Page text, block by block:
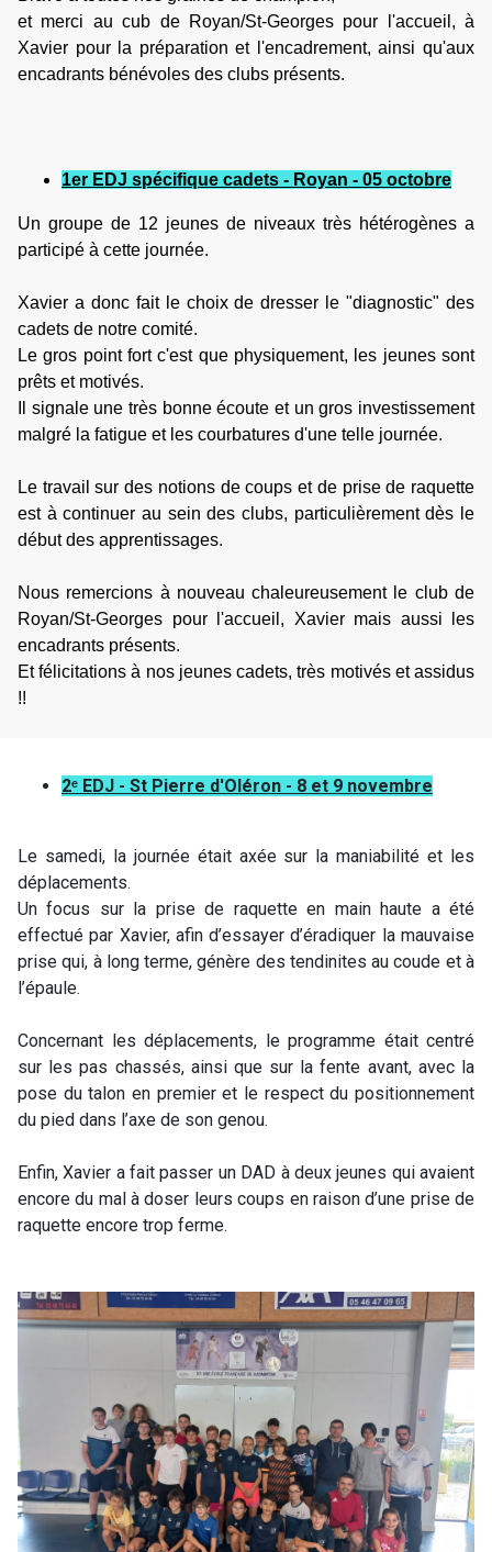
et merci au cub de Royan/St-Georges pour l'accueil, à
Xavier pour la préparation et l'encadrement, ainsi qu'aux
encadrants bénévoles des clubs présents.
1er EDJ spécifique cadets - Royan - 05 octobre
Un groupe de 12 jeunes de niveaux très hétérogènes a
participé à cette journée.
Xavier a donc fait le choix de dresser le "diagnostic" des
cadets de notre comité.
Le gros point fort c'est que physiquement, les jeunes sont
prêts et motivés.
Il signale une très bonne écoute et un gros investissement
malgré la fatigue et les courbatures d'une telle journée.
Le travail sur des notions de coups et de prise de raquette
est à continuer au sein des clubs, particulièrement dès le
début des apprentissages.
Nous remercions à nouveau chaleureusement le club de
Royan/St-Georges pour l'accueil, Xavier mais aussi les
encadrants présents.
Et félicitations à nos jeunes cadets, très motivés et assidus
!!
2ᵉ EDJ - St Pierre d'Oléron - 8 et 9 novembre
Le samedi, la journée était axée sur la maniabilité et les
déplacements.
Un focus sur la prise de raquette en main haute a été
effectué par Xavier, afin d’essayer d’éradiquer la mauvaise
prise qui, à long terme, génère des tendinites au coude et à
l’épaule.
Concernant les déplacements, le programme était centré
sur les pas chassés, ainsi que sur la fente avant, avec la
pose du talon en premier et le respect du positionnement
du pied dans l’axe de son genou.
Enfin, Xavier a fait passer un DAD à deux jeunes qui avaient
encore du mal à doser leurs coups en raison d’une prise de
raquette encore trop ferme.